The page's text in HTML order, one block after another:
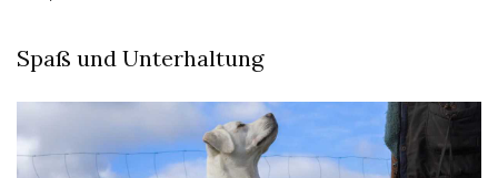
Spaß und Unterhaltung